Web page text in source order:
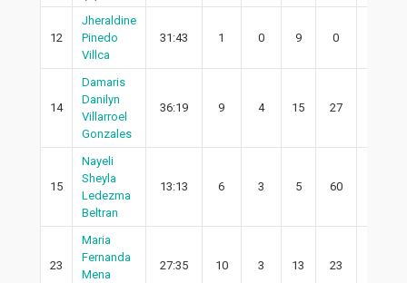
12
Jheraldine
Pinedo
Villca
31:43 1 0 9 0
14
Damaris
Danilyn
Villarroel
Gonzales
36:19 9 4 15 27
15
Nayeli
Sheyla
Ledezma
Beltran
13:13 6 3 5 60
23
Maria
Fernanda
Mena
27:35 10 3 13 23